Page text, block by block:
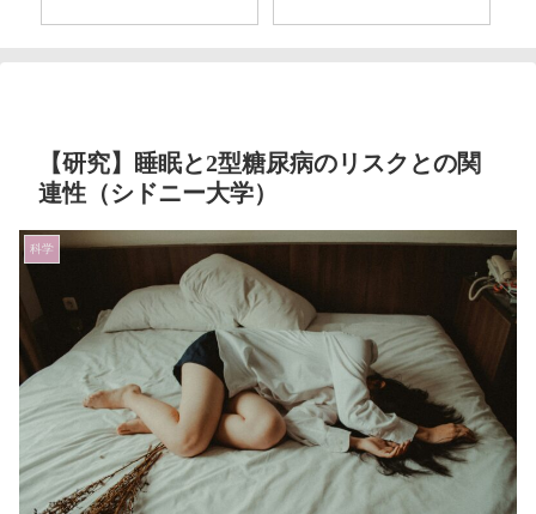
【研究】睡眠と2型糖尿病のリスクとの関
連性（シドニー大学）
科学